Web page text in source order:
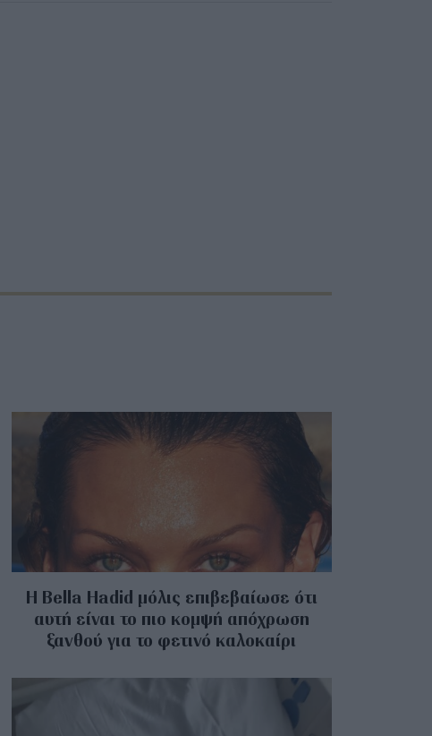
Η Bella Hadid μόλις επιβεβαίωσε ότι
αυτή είναι το πιο κομψή απόχρωση
ξανθού για το φετινό καλοκαίρι